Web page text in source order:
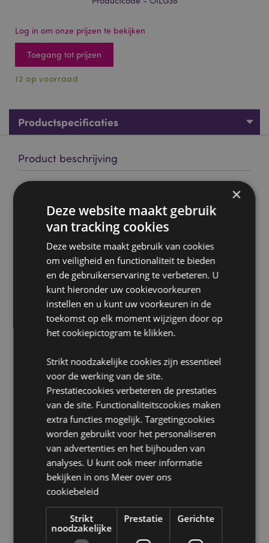
Log in om onze prijzen te bekijken
Toegang tot prijzen
12 op voorraad
Productspecificaties
Product beschrijving
Ontspannend 10ml - 37664 Stamford Geurolie
Merk:Stamford
Materiaal:Geuroliën (synthetische geuren), glas (fles)
en polypropyleen (dop)
Voor gebruik met:
Geurbranders, lampenringen,
diffusers en potpourri.
Verpakking: 10ml Flesje
Veganistisch: Ja
Dierproefvrij:Ja
Kinderarbeid-vrij:Ja
Product Bron:
Zoekt u meer informatie over kopen bij Puckator?
Lees dan onzeklanten informatie gids.
informatie
Hoogte 6cm Breedte 2.5cm Diepte 2.5cm 10ml
5028691386642
×
Deze website maakt gebruik
van tracking cookies
Deze website maakt gebruik van cookies
om veiligheid en functionaliteit te bieden
en de gebruikerservaring te verbeteren. U
kunt hieronder uw cookievoorkeuren
instellen en u kunt uw voorkeuren in de
toekomst op elk moment wijzigen door op
het cookiepictogram te klikken.
Strikt noodzakelijke cookies zijn essentieel
voor de werking van de site.
Prestatiecookies verbeteren de prestaties
van de site. Functionaliteitscookies maken
extra functies mogelijk. Targetingcookies
worden gebruikt voor het personaliseren
van advertenties en het bijhouden van
analyses. U kunt ook meer informatie
bekijken in ons Meer over ons
cookiebeleid
Strikt
noodzakelijke
Prestatie Gerichte